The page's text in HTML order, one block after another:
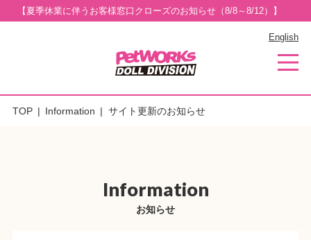
【夏季休業に伴うお客様窓口クローズのお知らせ（8/8～8/12）】
English
TOP Information サイト更新のお知らせ
Information
お知らせ